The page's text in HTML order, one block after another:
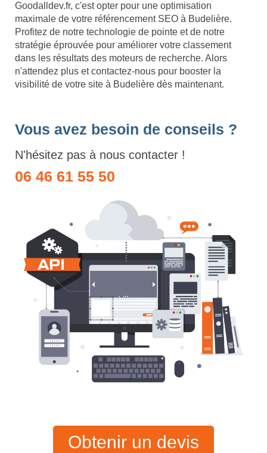
Goodalldev.fr, c'est opter pour une optimisation
maximale de votre référencement SEO à Budelière.
Profitez de notre technologie de pointe et de notre
stratégie éprouvée pour améliorer votre classement
dans les résultats des moteurs de recherche. Alors
n'attendez plus et contactez-nous pour booster la
visibilité de votre site à Budelière dès maintenant.
Vous avez besoin de conseils ?
N'hésitez pas à nous contacter !
06 46 61 55 50
Obtenir un devis